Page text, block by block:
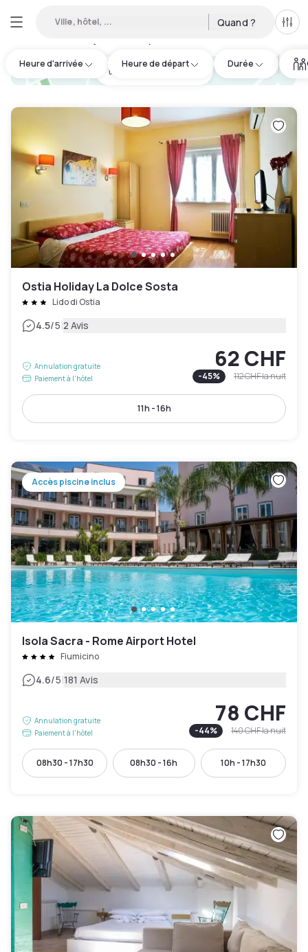
Ville, hôtel, ... Quand ?
Heure d'arrivée Heure de départ Durée
hotel.cta.view_map
Ostia Holiday La Dolce Sosta
Lido di Ostia
4.5/5|2 Avis
Annulation gratuite
Paiement à l'hôtel
62 CHF
-45% 112 CHFla nuit
11h - 16h
Accès piscine inclus
Isola Sacra - Rome Airport Hotel
Fiumicino
4.6/5|181 Avis
Annulation gratuite
Paiement à l'hôtel
78 CHF
-44% 140 CHFla nuit
08h30 - 17h30 08h30 - 16h 10h - 17h30